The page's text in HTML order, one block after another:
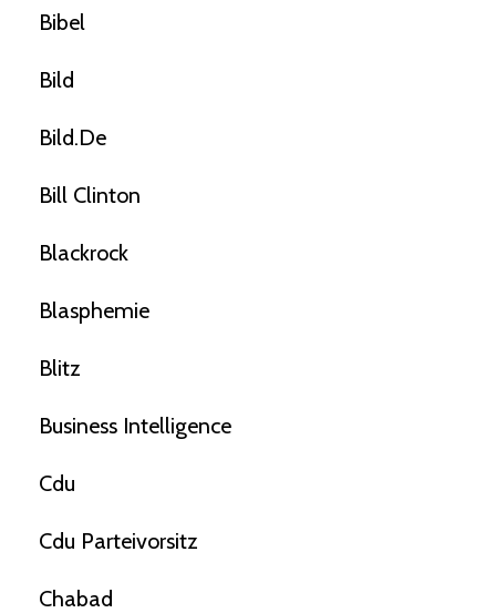
Bibel
Bild
Bild.de
Bill Clinton
Blackrock
Blasphemie
Blitz
Business Intelligence
Cdu
Cdu Parteivorsitz
Chabad